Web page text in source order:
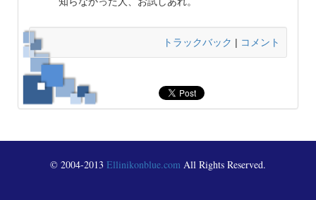
トラックバック | コメント
© 2004-2013 Ellinikonblue.com All Rights Reserved.